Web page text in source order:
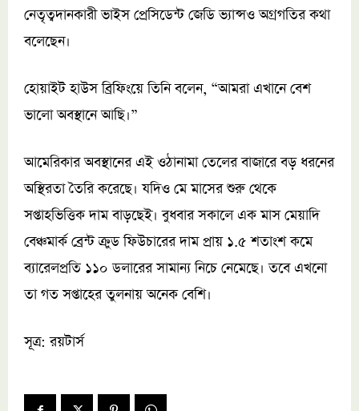
নেতৃত্বদানকারী ভাইস প্রেসিডেন্ট জেডি ভ্যান্সও অগ্রগতির কথা
বলেছেন।
হোয়াইট হাউস ব্রিফিংয়ে তিনি বলেন, “আমরা এখানে বেশ
ভালো অবস্থানে আছি।”
আমেরিকার অবস্থানের এই ওঠানামা তেলের বাজারে বড় ধরনের
অস্থিরতা তৈরি করেছে। যদিও মে মাসের শুরু থেকে
সপ্তাহভিত্তিক দাম বাড়ছেই। বুধবার সকালে এক মাস মেয়াদি
বেঞ্চমার্ক ব্রেন্ট ক্রুড ফিউচারের দাম প্রায় ১.৫ শতাংশ কমে
ব্যারেলপ্রতি ১১০ ডলারের সামান্য নিচে নেমেছে। তবে এখনো
তা গত সপ্তাহের তুলনায় অনেক বেশি।
সূত্র: রয়টার্স